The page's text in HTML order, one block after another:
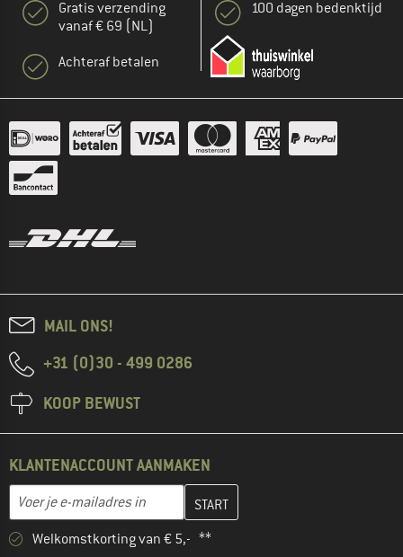
Gratis verzending
vanaf € 69 (NL)
Achteraf betalen
100 dagen bedenktijd
MAIL ONS!
+31 (0)30 - 499 0286
KOOP BEWUST
KLANTENACCOUNT AANMAKEN
E-mailadres
Vul je e-mailadres hier in en maak in de volgende stap je
Welkomstkorting van € 5,- **